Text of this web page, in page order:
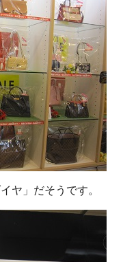
ヤ」だそうです。